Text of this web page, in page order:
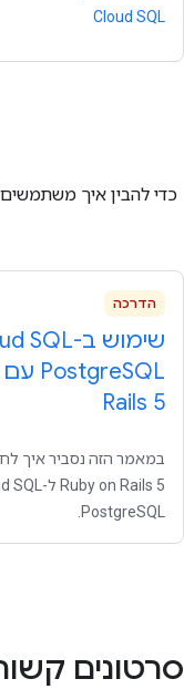
Cloud SQL
הדרכה
Postgre
Rails 5
במאמר הזה נסביר איך
PostgreSQL.
סרטונים